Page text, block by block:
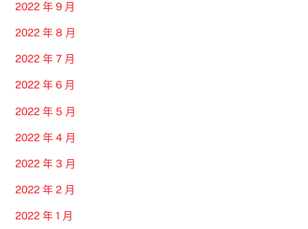
2022 年 9 月
2022 年 8 月
2022 年 7 月
2022 年 6 月
2022 年 5 月
2022 年 4 月
2022 年 3 月
2022 年 2 月
2022 年 1 月